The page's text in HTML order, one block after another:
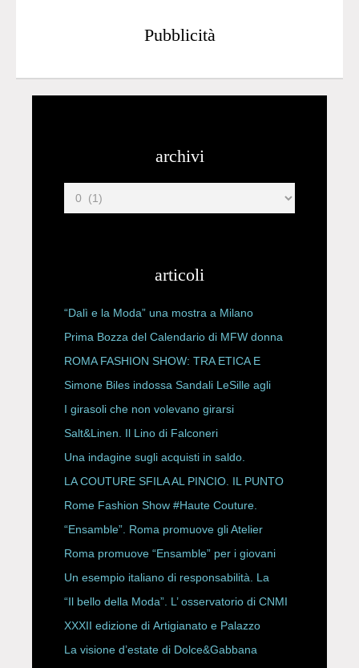
Pubblicità
archivi
articoli
“Dalì e la Moda” una mostra a Milano
Prima Bozza del Calendario di MFW donna
P/E 2027
ROMA FASHION SHOW: TRA ETICA E
HAUTE COUTURE
Simone Biles indossa Sandali LeSille agli
ESPY Awards 2026
I girasoli che non volevano girarsi
Salt&Linen. Il Lino di Falconeri
Una indagine sugli acquisti in saldo.
LA COUTURE SFILA AL PINCIO. IL PUNTO
CON ALESSANDRO ONORATO E
ROBERTA ANGELILLI
Rome Fashion Show #Haute Couture.
“Ensamble”. Roma promuove gli Atelier
Storici
Roma promuove “Ensamble” per i giovani
Un esempio italiano di responsabilità. La
Rete Slow Fiber
“Il bello della Moda”. L’ osservatorio di CNMI
XXXII edizione di Artigianato e Palazzo
La visione d’estate di Dolce&Gabbana